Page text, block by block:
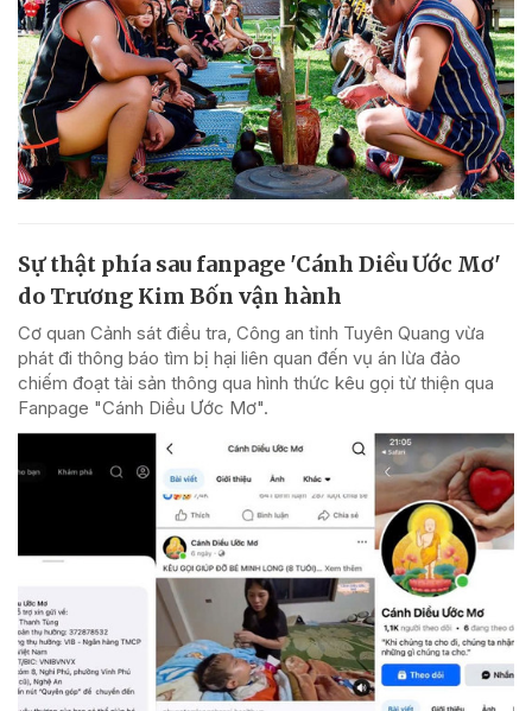
Sự thật phía sau fanpage 'Cánh Diều Ước Mơ'
do Trương Kim Bốn vận hành
Cơ quan Cảnh sát điều tra, Công an tỉnh Tuyên Quang vừa
phát đi thông báo tìm bị hại liên quan đến vụ án lừa đảo
chiếm đoạt tài sản thông qua hình thức kêu gọi từ thiện qua
Fanpage "Cánh Diều Ước Mơ".